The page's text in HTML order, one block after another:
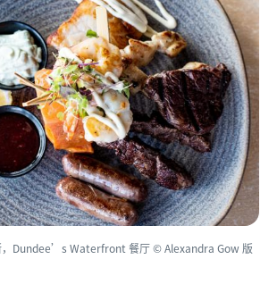
，Dundee’s Waterfront 餐厅 © Alexandra Gow 版